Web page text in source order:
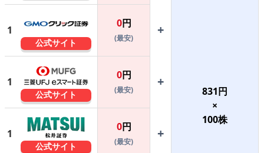
831円
×
100株
1
公式サイト
0円
(最安)
+
1
公式サイト
0円
(最安)
+
1
公式サイト
0円
(最安)
+